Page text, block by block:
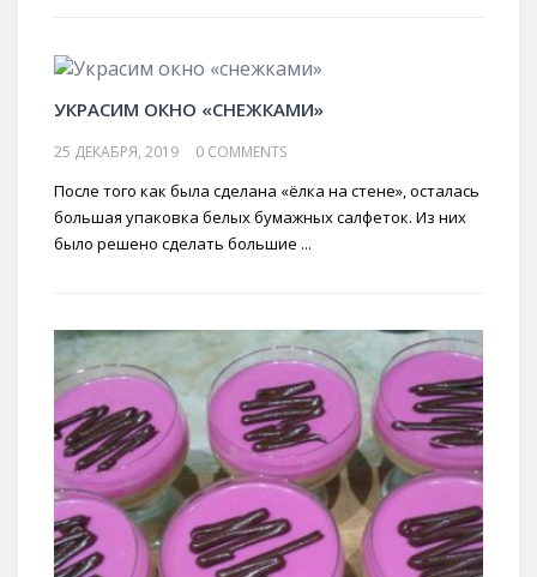
УКРАСИМ ОКНО «СНЕЖКАМИ»
25 ДЕКАБРЯ, 2019 0 COMMENTS
После того как была сделана «ёлка на стене», осталась
большая упаковка белых бумажных салфеток. Из них
было решено сделать большие ...